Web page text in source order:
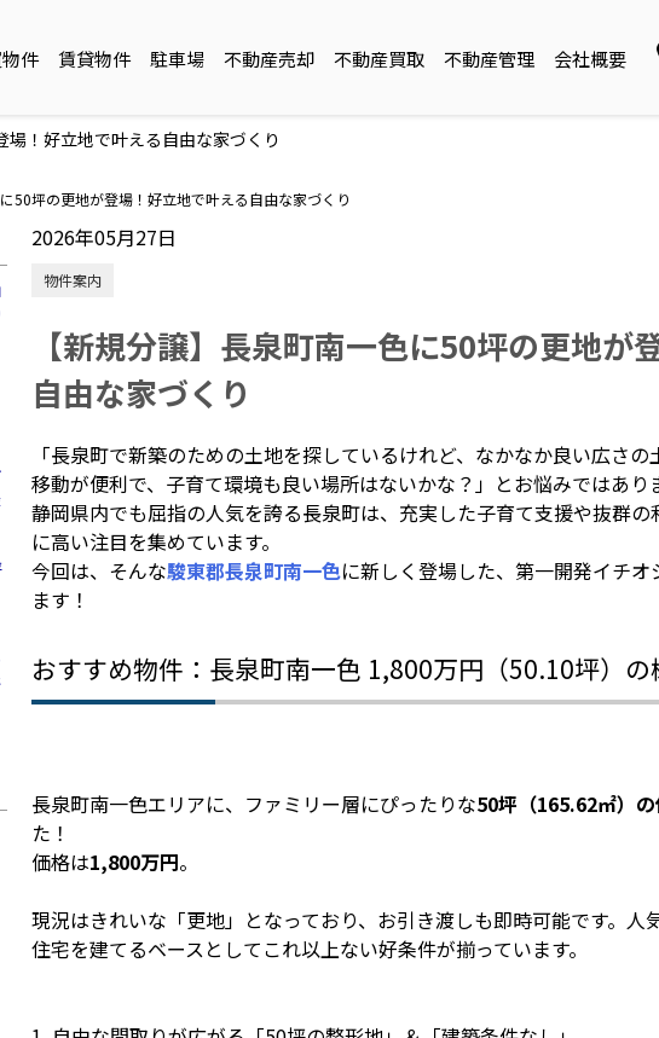
件 賃貸物件 駐車場 不動産売却 不動産買取 不動産管理 会社概要
場！好立地で叶える自由な家づくり
50坪の更地が登場！好立地で叶える自由な家づくり
2026年05月27日
物件案内
【新規分譲】長泉町南一色に50坪の更地が
自由な家づくり
「長泉町で新築のための土地を探しているけれど、なかなか良い広さ
移動が便利で、子育て環境も良い場所はないかな？」とお悩みではあり
静岡県内でも屈指の人気を誇る長泉町は、充実した子育て支援や抜群
に高い注目を集めています。
今回は、そんな駿東郡長泉町南一色に新しく登場した、第一開発イチ
ます！
おすすめ物件：長泉町南一色 1,800万円（50.10坪）の
長泉町南一色エリアに、ファミリー層にぴったりな50坪（165.62㎡）
た！
価格は1,800万円。
現況はきれいな「更地」となっており、お引き渡しも即時可能です。人
住宅を建てるベースとしてこれ以上ない好条件が揃っています。